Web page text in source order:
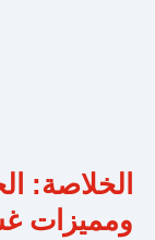
الخلاصة:
ومميزات